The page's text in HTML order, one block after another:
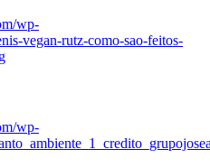
wp-
vegan-rutz-como-sao-feitos-
wp-